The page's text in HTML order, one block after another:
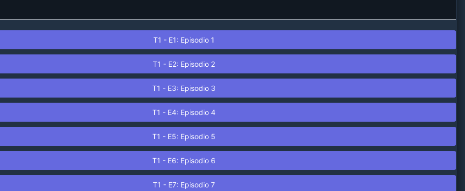
T1 - E1: Episodio 1
T1 - E2: Episodio 2
T1 - E3: Episodio 3
T1 - E4: Episodio 4
T1 - E5: Episodio 5
T1 - E6: Episodio 6
T1 - E7: Episodio 7